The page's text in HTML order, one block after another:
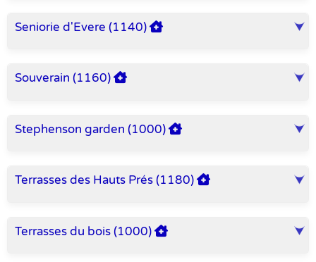
Seniorie d'Evere (1140)
Souverain (1160)
Stephenson garden (1000)
Terrasses des Hauts Prés (1180)
Terrasses du bois (1000)